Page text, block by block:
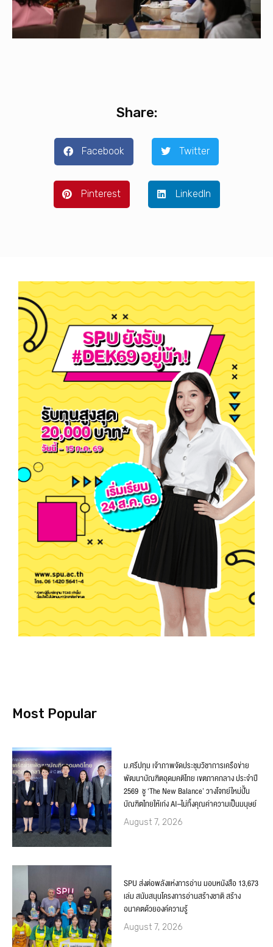
Share:
Facebook Twitter
Pinterest LinkedIn
Most Popular
ม.ศรีปทุม เจ้าภาพจัดประชุมวิชาการเครือข่าย
พัฒนาบัณฑิตอุดมคติไทย เขตภาคกลาง ประจำปี
2569 ชู ‘The New Balance’ วางโจทย์ใหม่ปั้น
บัณฑิตไทยให้เก่ง AI–ไม่ทิ้งคุณค่าความเป็นมนุษย์
August 7, 2026
SPU ส่งต่อพลังแห่งการอ่าน มอบหนังสือ 13,673
เล่ม สนับสนุนโครงการอ่านสร้างชาติ สร้าง
อนาคตด้วยองค์ความรู้
August 7, 2026